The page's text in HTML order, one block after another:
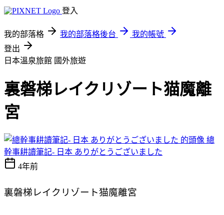
登入
我的部落格 我的部落格後台
我的帳號
登出
日本溫泉旅館 國外旅遊
裏磐梯レイクリゾート猫魔離
宮
總
幹事耕讀筆記- 日本 ありがとうございました
4年前
裏磐梯レイクリゾート猫魔離宮